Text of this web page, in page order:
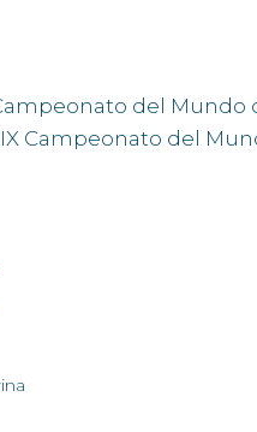
del Mundo
Campeonato del